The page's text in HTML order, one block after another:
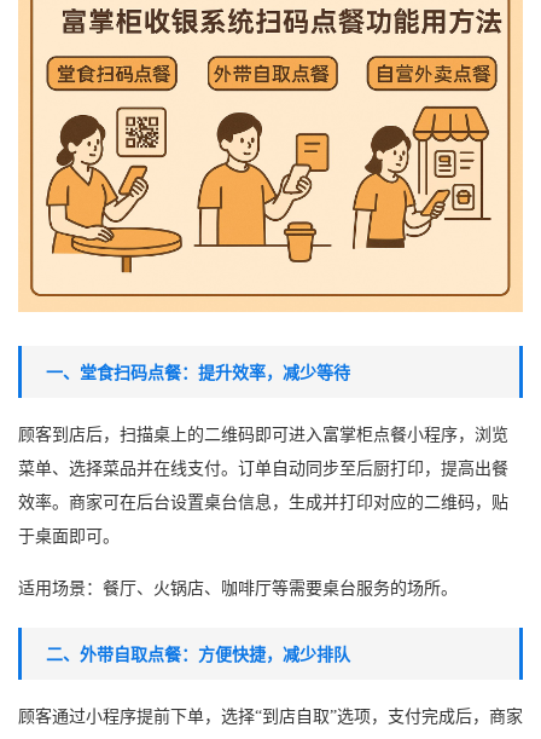
一、堂食扫码点餐：提升效率，减少等待
顾客到店后，扫描桌上的二维码即可进入 富掌柜 点餐小程序，浏览
菜单、选择菜品并在线支付。订单自动同步至后厨打印，提高出餐
效率。商家可在后台设置桌台信息，生成并打印对应的二维码，贴
于桌面即可。
适用场景：餐厅、火锅店、咖啡厅等需要桌台服务的场所。
二、外带自取点餐：方便快捷，减少排队
顾客通过小程序提前下单，选择“到店自取”选项，支付完成后，商家